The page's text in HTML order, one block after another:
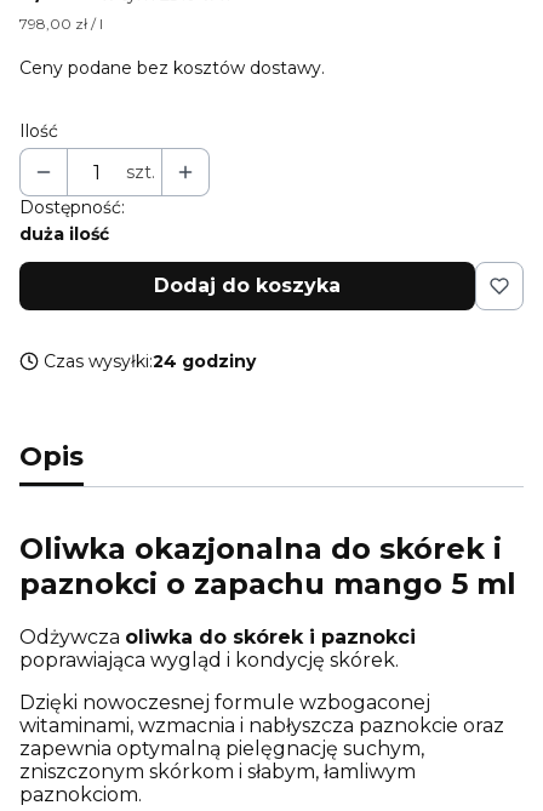
798,00 zł / l
Ceny podane bez kosztów dostawy.
Ilość
szt.
Dostępność:
duża ilość
Dodaj do koszyka
Czas wysyłki:24 godziny
Opis
Oliwka okazjonalna do skórek i
paznokci o zapachu mango 5 ml
Odżywcza oliwka do skórek i paznokci
poprawiająca wygląd i kondycję skórek.
Dzięki nowoczesnej formule wzbogaconej
witaminami, wzmacnia i nabłyszcza paznokcie oraz
zapewnia optymalną pielęgnację suchym,
zniszczonym skórkom i słabym, łamliwym
paznokciom.